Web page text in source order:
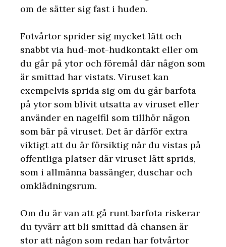
om de sätter sig fast i huden.
Fotvårtor sprider sig mycket lätt och
snabbt via hud-mot-hudkontakt eller om
du går på ytor och föremål där någon som
är smittad har vistats. Viruset kan
exempelvis sprida sig om du går barfota
på ytor som blivit utsatta av viruset eller
använder en nagelfil som tillhör någon
som bär på viruset. Det är därför extra
viktigt att du är försiktig när du vistas på
offentliga platser där viruset lätt sprids,
som i allmänna bassänger, duschar och
omklädningsrum.
Om du är van att gå runt barfota riskerar
du tyvärr att bli smittad då chansen är
stor att någon som redan har fotvårtor